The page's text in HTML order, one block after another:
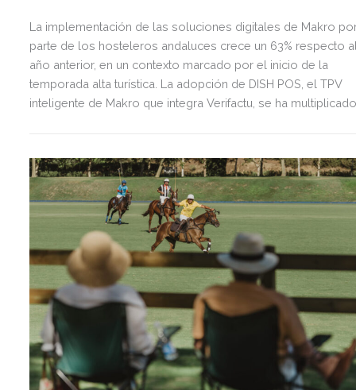
La implementación de las soluciones digitales de Makro
parte de los hosteleros andaluces crece un 63% respecto
año anterior, en un contexto marcado por el inicio de la
temporada alta turística. La adopción de DISH POS, el TPV
inteligente de Makro que integra Verifactu, se ha